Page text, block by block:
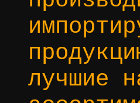
лучшие